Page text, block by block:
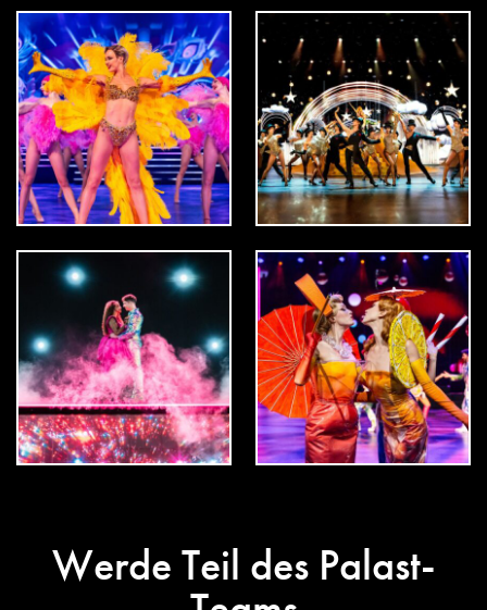
Werde Teil des Palast-